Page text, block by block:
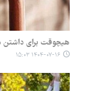
هیچوقت برای داشتن
۱۴۰۴-۰۷-۱۶ ۱۵:۰۳